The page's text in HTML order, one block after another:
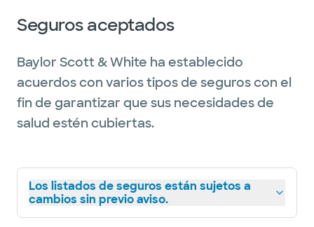
Seguros aceptados
Baylor Scott & White ha establecido
acuerdos con varios tipos de seguros con el
fin de garantizar que sus necesidades de
salud estén cubiertas.
Los listados de seguros están sujetos a
cambios sin previo aviso.